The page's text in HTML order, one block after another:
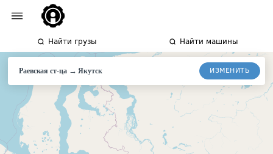
Найти грузы Найти машины
Раевская ст-ца→Якутск ИЗМЕНИТЬ